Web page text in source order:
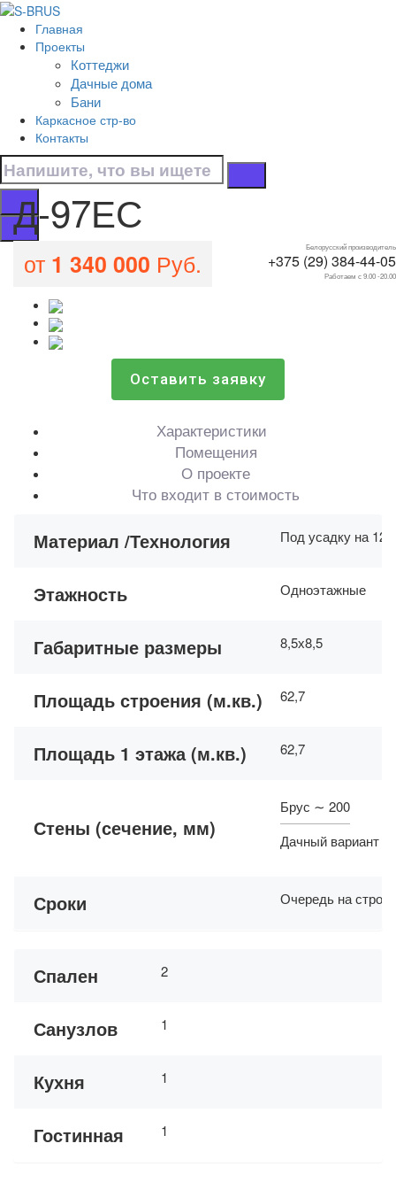
Перейти к контенту
Главная
Проекты
Коттеджи
Дачные дома
Бани
Каркасное стр-во
Контакты
Белорусский производитель
+375 (29) 384-44-05
Работаем с 9.00 -20.00
Д-97ЕС
Все проекты домов
Д-97ЕС
Д-97ЕС
от 1 340 000 Руб.
Оставить заявку
Характеристики
Помещения
О проекте
Что входит в стоимость
Материал /Технология Под усадку на 12-
Этажность Одноэтажные
Габаритные размеры 8,5х8,5
Площадь строения (м.кв.) 62,7
Площадь 1 этажа (м.кв.) 62,7
Стены (сечение, мм)
Брус ∼ 200
Дачный вариант
Сроки Очередь на
Спален 2
Санузлов 1
Кухня 1
Гостинная 1